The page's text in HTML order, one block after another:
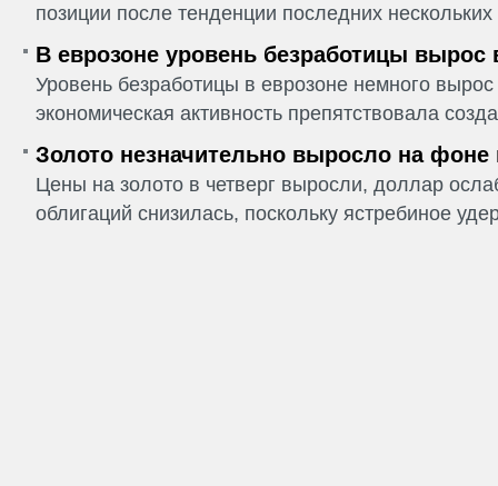
позиции после тенденции последних
В еврозоне уровень безработицы вырос
Уровень безработицы в еврозоне немного
экономическая активность препятствовала
Золото незначительно выросло на фоне
Цены на золото в четверг выросли, доллар
облигаций снизилась, поскольку ястребиное